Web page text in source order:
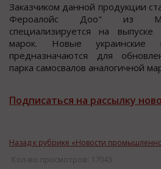
Заказчиком данной продукции
Фероалойс Доо" из
специализируется на выпуске
марок. Новые украинские
предназначаются для
парка самосвалов аналогичной
Подписаться на рассылку
Назад к рубрике «Новости
Кол-во просмотров: 17043